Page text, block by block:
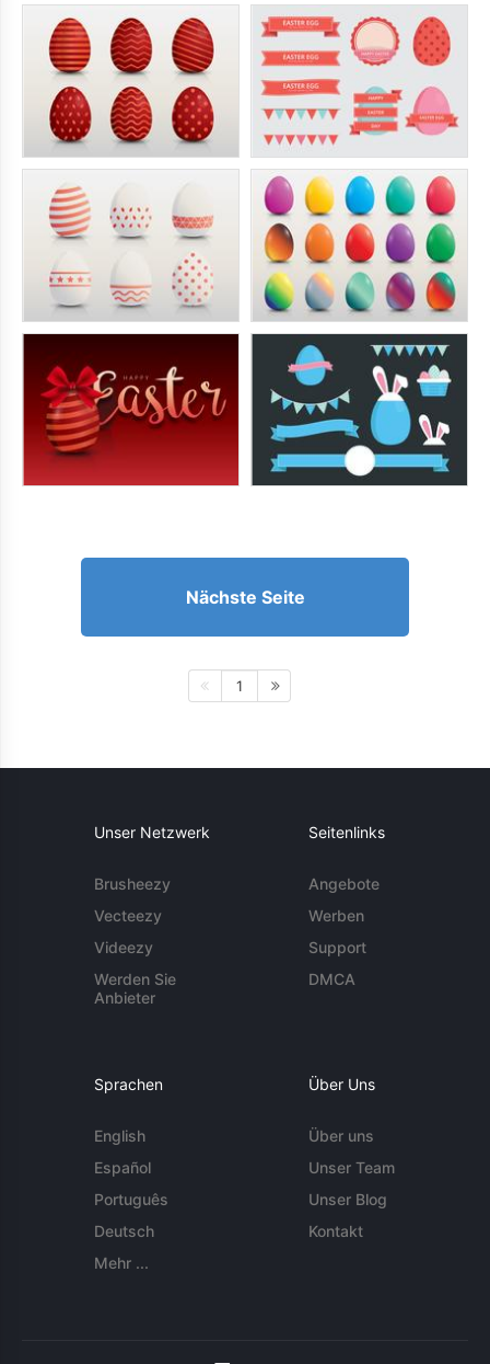
Nächste Seite
1
Unser Netzwerk
Brusheezy
Vecteezy
Videezy
Werden Sie
Anbieter
Seitenlinks
Angebote
Werben
Support
DMCA
Sprachen
English
Español
Português
Deutsch
Mehr ...
Über Uns
Über uns
Unser Team
Unser Blog
Kontakt